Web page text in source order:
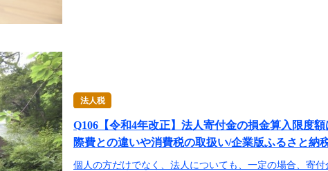
法人税
Q106【令和4年改正】法人寄付金の損金算入限度額
際費との違いや消費税の取扱い/企業版ふるさと納
個人の方だけでなく、法人についても、一定の場合、寄付